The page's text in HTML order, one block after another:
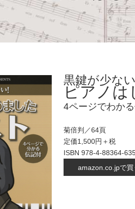
黒鍵が少な
ピアノ
4ページでわか
菊倍判／64頁
定価1,500円＋税
ISBN 978-4-88364-
amazon.co.jpで買